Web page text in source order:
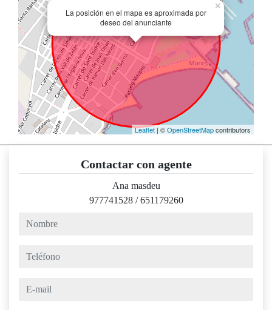
La posición en el mapa es aproximada por
deseo del anunciante
×
Leaflet | ©OpenStreetMapcontributors
Contactar con agente
Ana masdeu
977741528 /651179260
nombre
teléfono
e-mail